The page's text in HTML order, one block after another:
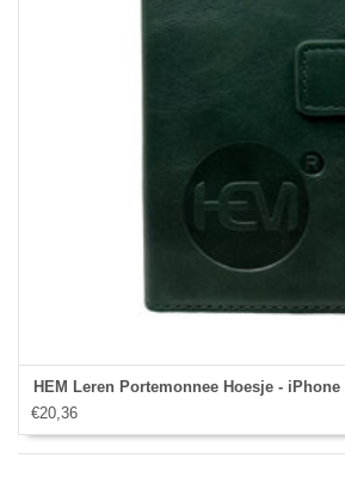
HEM Leren Portemonnee Hoesje -
€20,36